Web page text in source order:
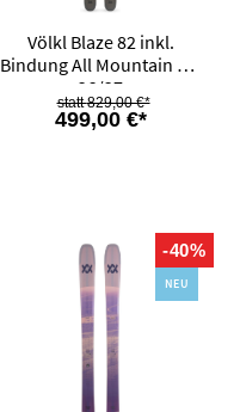
Völkl Blaze 82 inkl.
Bindung All Mountain Ski
26/27
499,00 €*
829,00 €*
-40%
NEU